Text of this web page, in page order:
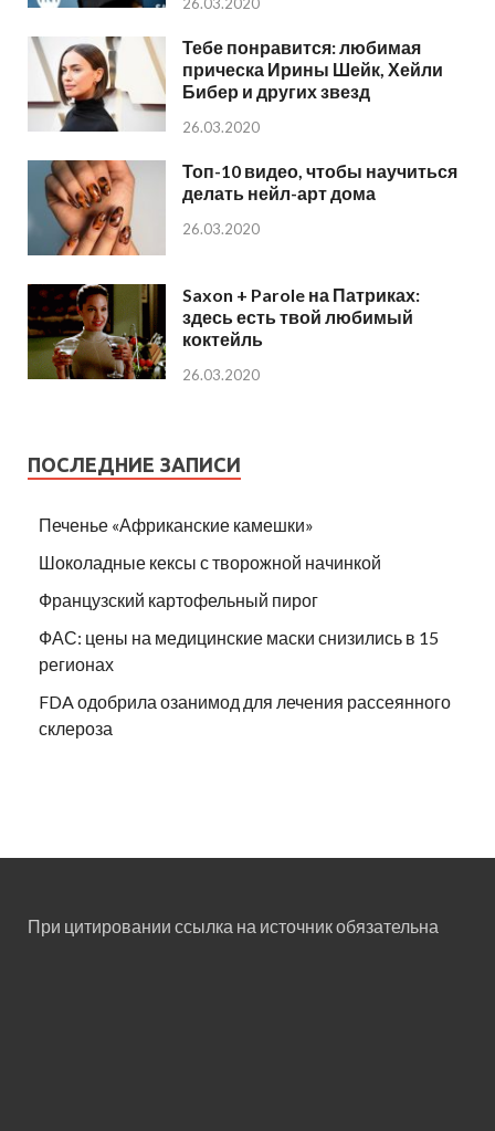
Тебе понравится: любимая
прическа Ирины Шейк, Хейли
Бибер и других звезд
26.03.2020
Топ-10 видео, чтобы научиться
делать нейл-арт дома
26.03.2020
Saxon + Parole на Патриках:
здесь есть твой любимый
коктейль
26.03.2020
ПОСЛЕДНИЕ ЗАПИСИ
Печенье «Африканские камешки»
Шоколадные кексы с творожной начинкой
Французский картофельный пирог
ФАС: цены на медицинские маски снизились в 15
регионах
FDA одобрила озанимод для лечения рассеянного
склероза
При цитировании ссылка на источник обязательна